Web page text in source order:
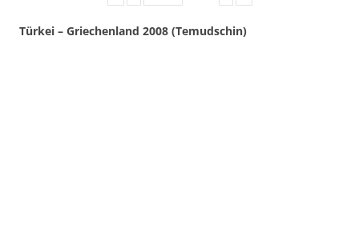
Türkei – Griechenland 2008 (Temudschin)